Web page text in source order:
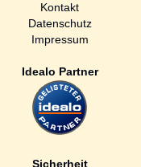
Kontakt
Datenschutz
Impressum
Idealo Partner
Sicherheit